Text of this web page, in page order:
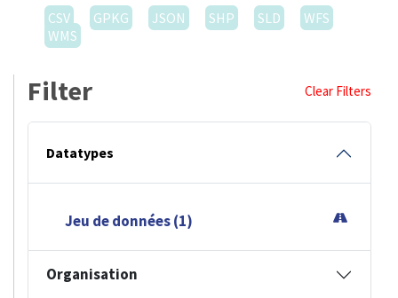
CSV
GPKG JSON SHP SLD
WFS
WMS
Filter Clear Filters
Datatypes
Jeu de données (1)
Organisation